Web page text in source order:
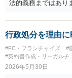
法的義務まではあり
要望も出てくるかと
響に加えて、対応コ
行政処分を理由
#FC・フランチャイズ #
#契約書作成・リーガルチ
2026年5月30日